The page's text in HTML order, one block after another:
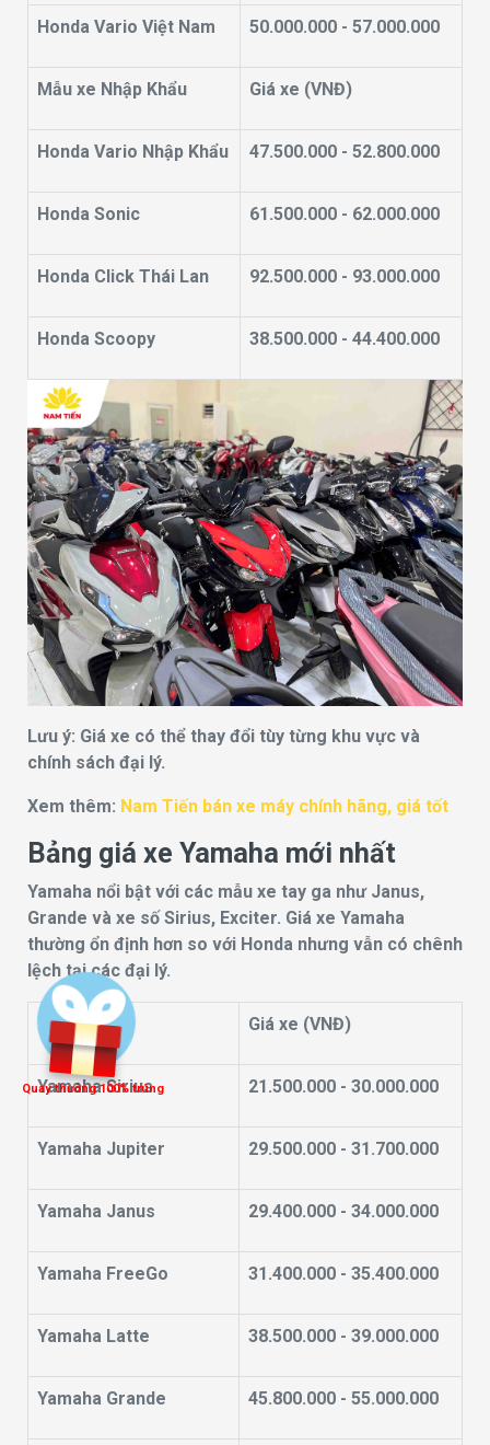
Honda Vario Việt Nam 50.000.000 - 57.000.000
Mẫu xe Nhập Khẩu Giá xe (VNĐ)
Honda Vario Nhập Khẩu 47.500.000 - 52.800.000
Honda Sonic 61.500.000 - 62.000.000
Honda Click Thái Lan 92.500.000 - 93.000.000
Honda Scoopy 38.500.000 - 44.400.000
Lưu ý: Giá xe có thể thay đổi tùy từng khu vực và
chính sách đại lý.
Xem thêm: Nam Tiến bán xe máy chính hãng, giá tốt
Bảng giá xe Yamaha mới nhất
Yamaha nổi bật với các mẫu xe tay ga như Janus,
Grande và xe số Sirius, Exciter. Giá xe Yamaha
thường ổn định hơn so với Honda nhưng vẫn có chênh
lệch tại các đại lý.
Mẫu xe Giá xe (VNĐ)
Yamaha Sirius 21.500.000 - 30.000.000
Yamaha Jupiter 29.500.000 - 31.700.000
Yamaha Janus 29.400.000 - 34.000.000
Yamaha FreeGo 31.400.000 - 35.400.000
Yamaha Latte 38.500.000 - 39.000.000
Yamaha Grande 45.800.000 - 55.000.000
Quay thưởng 100% trúng